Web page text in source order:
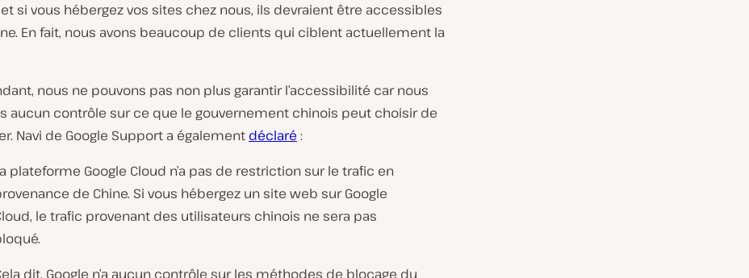
et si vous hébergez vos sites chez nous, ils devraient être accessibles
En fait, nous avons beaucoup de clients qui ciblent actuellement la
nous ne pouvons pas non plus garantir l’accessibilité car nous
aucun contrôle sur ce que le gouvernement chinois peut choisir de
Navi de Google Support a également déclaré :
plateforme Google Cloud n’a pas de restriction sur le trafic en
de Chine. Si vous hébergez un site web sur Google
le trafic provenant des utilisateurs chinois ne sera pas
dit, Google n’a aucun contrôle sur les méthodes de blocage du